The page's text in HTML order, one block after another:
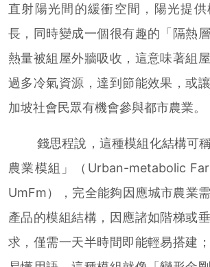
直射陽光間的緩衝空間，陽光提
長，同時變成一個很有趣的「隔熱
熱量被組屋外牆吸收，這意味著組
過多冷氣資源，達到節能效果，或
加坡社會民眾有機會參與都市農業。
錢思程說，這種模組化結構可稱
農業模組」（Urban-metabolic
UmFm），完全能夠因應城市農業
產品的模組結構，因應諸如階梯或
求，僅需一天半時間即能輕易搭建